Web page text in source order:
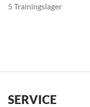
5 Trainingslager
SERVICE